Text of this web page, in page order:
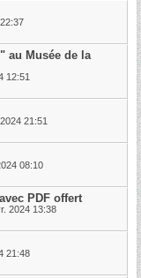
au Musée de la
12:51
21:51
08:10
PDF offert
2024 13:38
21:48